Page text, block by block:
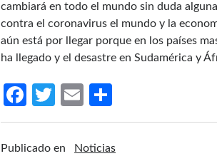
cambiará en todo el mundo sin duda
contra el coronavirus el mundo y la
aún está por llegar porque en los países
ha llegado y el desastre en Sudamérica y
Fa
ce
b
T
w
itt
E
m
ail
o
m
Publicado en Noticias